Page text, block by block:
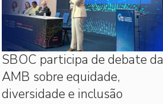
SBOC participa de debate da
AMB sobre equidade,
diversidade e inclusão